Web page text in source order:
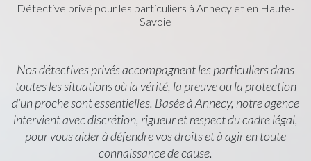
Détective privé pour les particuliers à Annecy et en Haute-
Savoie
Nos détectives privés accompagnent les particuliers dans
toutes les situations où la vérité, la preuve ou la protection
d’un proche sont essentielles. Basée à Annecy, notre agence
intervient avec discrétion, rigueur et respect du cadre légal,
pour vous aider à défendre vos droits et à agir en toute
connaissance de cause.